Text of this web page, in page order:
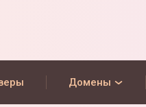
Домены